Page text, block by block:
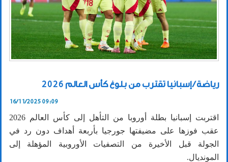
رياضة / إسبانيا تقترب من بلوغ كأس العالم 2026
16/11/2025 09:09
اقتربت إسبانيا بطلة أوروبا من التأهل إلى كأس العالم 2026
عقب فوزها على مضيفتها جورجيا بأربعة أهداف دون رد في
الجولة قبل الأخيرة من التصفيات الأوروبية المؤهلة إلى
المونديال.